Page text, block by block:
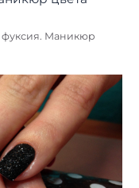
фуксия. Маникюр